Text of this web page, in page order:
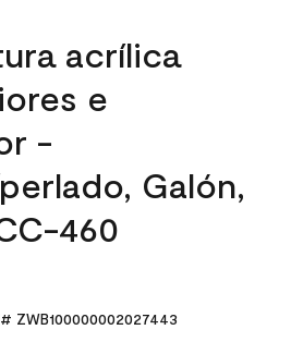
acrílica
e
-
Galón,
460
ZWB100000002027443